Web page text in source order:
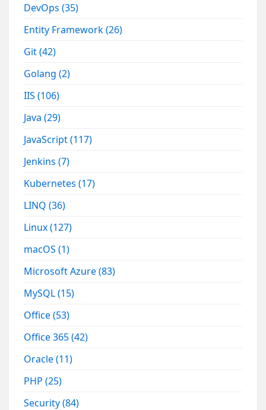
DevOps(35)
Entity Framework(26)
Git(42)
Golang(2)
IIS(106)
Java(29)
JavaScript(117)
Jenkins(7)
Kubernetes(17)
LINQ(36)
Linux(127)
macOS(1)
Microsoft Azure(83)
MySQL(15)
Office(53)
Office 365(42)
Oracle(11)
PHP(25)
Security(84)